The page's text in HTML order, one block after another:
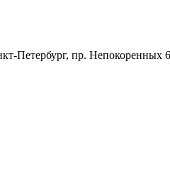
Петербург, пр. Непокоренных